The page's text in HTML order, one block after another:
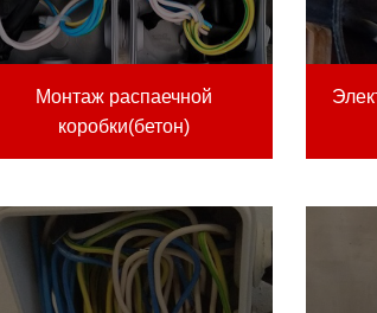
Монтаж распаечной
коробки(бетон)